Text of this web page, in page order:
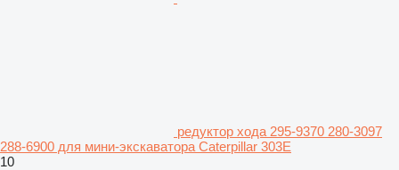
редуктор хода 295-9370 280-3097
288-6900 для мини-экскаватора Caterpillar 303E
10